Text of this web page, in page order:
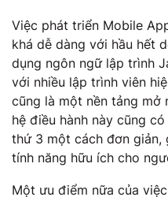
Việc phát triển Mobile
khá dễ dàng với hầu hết
dụng ngôn ngữ lập trình
với nhiều lập trình viên
cũng là một nền tảng mở
hệ điều hành này cũng
thứ 3 một cách đơn giản,
tính năng hữu ích cho
Một ưu điểm nữa của